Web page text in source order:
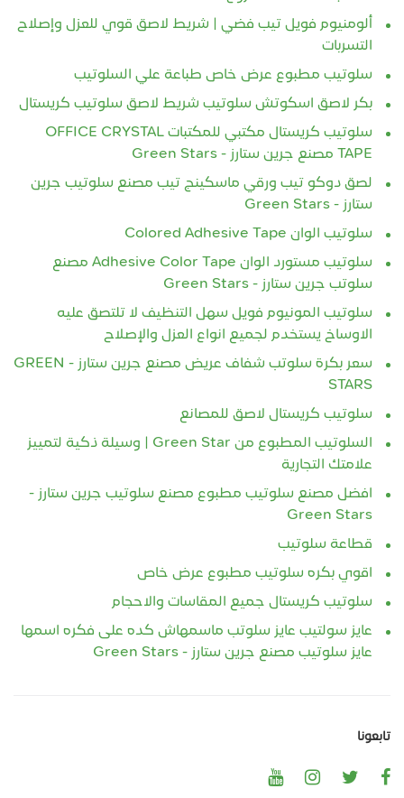
ألومنيوم فويل تيب فضي | شريط لاصق قوي للعزل وإصلاح
التسربات
سلوتيب مطبوع عرض خاص طباعة علي السلوتيب
بكر لاصق اسكوتش سلوتيب شريط لاصق سلوتيب كريستال
سلوتيب كريستال مكتبي للمكتبات OFFICE CRYSTAL
TAPE مصنع جرين ستارز - Green Stars
لصق دوكو تيب ورقي ماسكينج تيب مصنع سلوتيب جرين
ستارز - Green Stars
سلوتيب الوان Colored Adhesive Tape
سلوتيب مستورد الوان Adhesive Color Tape مصنع
سلوتب جرين ستارز - Green Stars
سلوتيب المونيوم فويل سهل التنظيف لا تلتصق عليه
الاوساخ يستخدم لجميع انواع العزل والإصلاح
سعر بكرة سلوتب شفاف عريض مصنع جرين ستارز - GREEN
STARS
سلوتيب كريستال لاصق للمصانع
السلوتيب المطبوع من Green Star | وسيلة ذكية لتمييز
علامتك التجارية
افضل مصنع سلوتيب مطبوع مصنع سلوتيب جرين ستارز -
Green Stars
قطاعة سلوتيب
اقوي بكره سلوتيب مطبوع عرض خاص
سلوتيب كريستال جميع المقاسات والاحجام
عايز سولتيب عايز سلوتب ماسمهاش كده على فكره اسمها
عايز سلوتيب مصنع جرين ستارز - Green Stars
تابعونا